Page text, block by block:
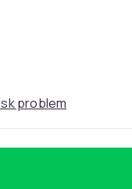
problem